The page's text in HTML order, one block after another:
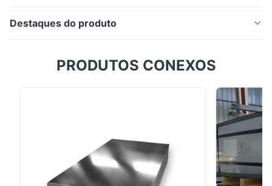
Destaques do produto
intempéries para a América do Sul Villa telhado e
galvanizada pré-pintada DX51D+Z é um produto de
aço revestido por cores de alta qualidade projetado
para várias aplicações industriais e de construção.
PRODUTOS CONEXOS